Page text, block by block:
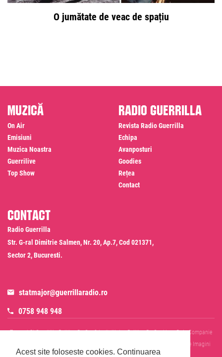
Acest site foloseste cookies. Continuarea
O jumătate de veac de spațiu
Muzică
On Air
Emisiuni
Muzica Noastra
Guerrilive
Top Show
Radio Guerrilla
Revista Radio Guerrilla
Echipa
Avanposturi
Goodies
Rețea
Contact
Contact
Radio Guerrilla
Str. G-ral Dimitrie Salmen, Nr. 20, Ap.7, Cod 021371,
Sector 2, Bucuresti.
statmajor@guerrillaradio.ro
0758 948 948
Termeni Si Conditii Politica De Confidentialitate Politica De Cookies
Date Companie
Informare Prelucrare Imagini